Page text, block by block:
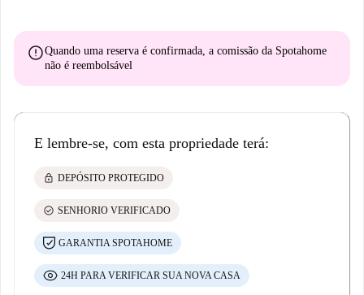
errorQuando uma reserva é confirmada, a comissão da Spotahome
não é reembolsável
E lembre-se, com esta propriedade terá:
lock DEPÓSITO PROTEGIDO
check_circle SENHORIO VERIFICADO
GARANTIA SPOTAHOME
24H PARA VERIFICAR SUA NOVA CASA